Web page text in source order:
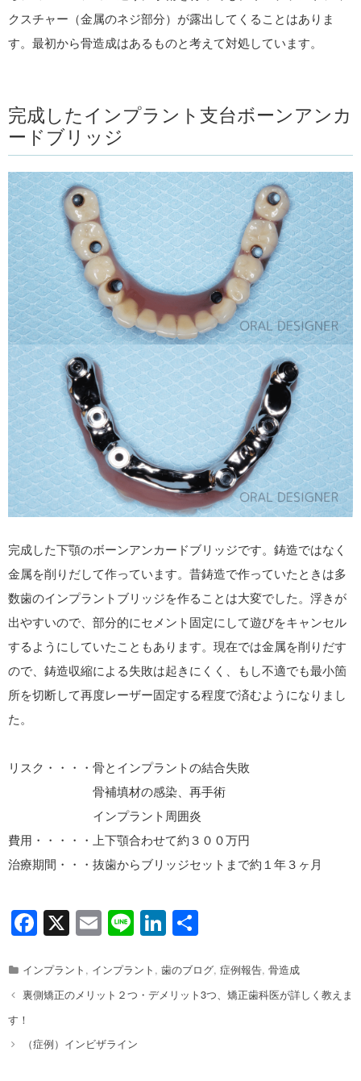
クスチャー（金属のネジ部分）が露出してくることはありま
す。最初から骨造成はあるものと考えて対処しています。
完成したインプラント支台ボーンアンカ
ードブリッジ
完成した下顎のボーンアンカードブリッジです。鋳造ではなく
金属を削りだして作っています。昔鋳造で作っていたときは多
数歯のインプラントブリッジを作ることは大変でした。浮きが
出やすいので、部分的にセメント固定にして遊びをキャンセル
するようにしていたこともあります。現在では金属を削りだす
ので、鋳造収縮による失敗は起きにくく、もし不適でも最小箇
所を切断して再度レーザー固定する程度で済むようになりまし
た。
リスク・・・・骨とインプラントの結合失敗
骨補填材の感染、再手術
インプラント周囲炎
費用・・・・・上下顎合わせて約３００万円
治療期間・・・抜歯からブリッジセットまで約１年３ヶ月
F
a
c
e
o
X E
m
ail
Li
n
e
Li
n
k
e
Categories
インプラント , インプラント , 歯のブログ, 症例報告, 骨造成
Post
navigation
裏側矯正のメリット２つ・デメリット3つ、矯正歯科医が詳しく教えま
す！
（症例）インビザライン